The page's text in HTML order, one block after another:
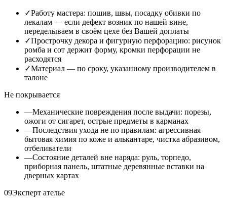
✓Работу мастера: пошив, швы, посадку обивки по
лекалам — если дефект возник по нашей вине,
переделываем в своём цехе без Вашей доплаты
✓Прострочку декора и фигурную перфорацию: рисунок
ромба и сот держит форму, кромки перфорации не
расходятся
✓Материал — по сроку, указанному производителем в
талоне
Не покрывается
—Механические повреждения после выдачи: порезы,
ожоги от сигарет, острые предметы в карманах
—Последствия ухода не по правилам: агрессивная
бытовая химия по коже и алькантаре, чистка абразивом,
отбеливатели
—Состояние деталей вне наряда: руль, торпедо,
приборная панель, штатные деревянные вставки на
дверных картах
09Эксперт ателье